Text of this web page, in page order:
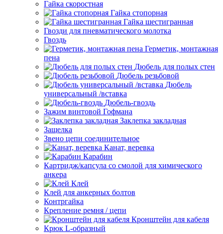
Гайка скоростная
Гайка стопорная
Гайка шестигранная
Гвозди для пневматического молотка
Гвоздь
Герметик, монтажная
пена
Дюбель для полых стен
Дюбель резьбовой
Дюбель
универсальный /вставка
Дюбель-гвоздь
Зажим винтовой Гофмана
Заклепка закладная
Защелка
Звено цепи соединительное
Канат, веревка
Карабин
Картридж/капсула со смолой для химического
анкера
Клей
Клей для анкерных болтов
Контргайка
Крепление ремня / цепи
Кронштейн для кабеля
Крюк L-образный